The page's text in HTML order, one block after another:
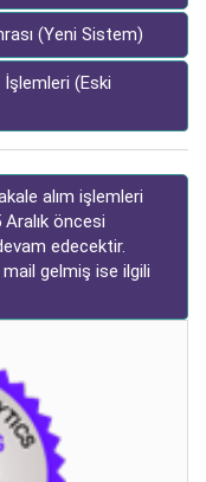
(Yeni Sistem)
(Eski
alım işlemleri
öncesi
edecektir.
gelmiş ise ilgili